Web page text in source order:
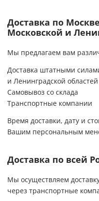
порядке.Может
Позвонила в
и уже через 2 дня
компании Экодар -
ответственные
спасибо и долгих
Доставка по
Московской и
Мы предлагаем вам
Доставка штатными
и Ленинградской областей
Самовывоз со склада
Транспортные компании
Время доставки, дату и
Вашим персональным
Доставка по всей
Мы осуществляем
через транспортные